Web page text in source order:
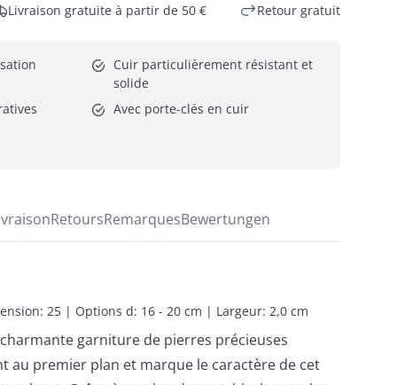
Livraison gratuite à partir de 50 € Retour gratuit
Cuir particulièrement résistant et
solide
Avec porte-clés en cuir
RetoursRemarquesBewertungen
25 | Options d: 16 - 20 cm | Largeur: 2,0 cm
garniture de pierres précieuses
au premier plan et marque le caractère de cet